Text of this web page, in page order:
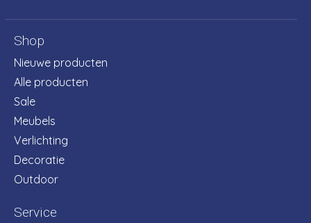
Shop
Nieuwe producten
Alle producten
Sale
Meubels
Verlichting
Decoratie
Outdoor
Service